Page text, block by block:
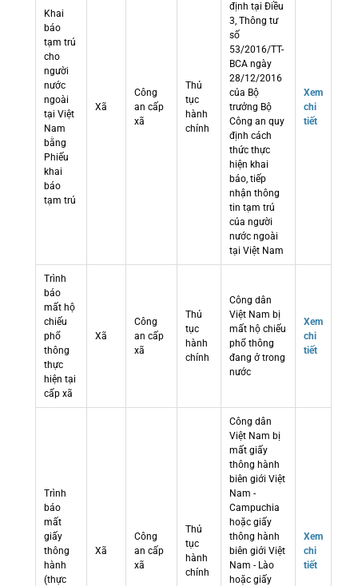
Khai
báo
tạm trú
cho
người
nước
ngoài
tại Việt
Nam
bằng
Phiếu
khai
báo
tạm trú
Xã
Công
an cấp
xã
Thủ
tục
hành
chính
định tại Điều
3, Thông tư
số
53/2016/TT-
BCA ngày
28/12/2016
của Bộ
trưởng Bộ
Công an quy
định cách
thức thực
hiện khai
báo, tiếp
nhận thông
tin tạm trú
của người
nước ngoài
tại Việt Nam
Xem
chi
tiết
Trình
báo
mất hộ
chiếu
phổ
thông
thực
hiện tại
cấp xã
Xã
Công
an cấp
xã
Thủ
tục
hành
chính
Công dân
Việt Nam bị
mất hộ chiếu
phổ thông
đang ở trong
nước
Xem
chi
tiết
Trình
báo
mất
giấy
thông
hành
(thực
Xã
Công
an cấp
xã
Thủ
tục
hành
chính
Công dân
Việt Nam bị
mất giấy
thông hành
biên giới Việt
Nam -
Campuchia
hoặc giấy
thông hành
biên giới Việt
Nam - Lào
hoặc giấy
Xem
chi
tiết